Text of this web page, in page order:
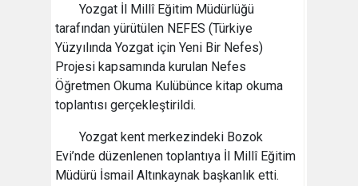
Yozgat İl Millî Eğitim Müdürlüğü
tarafından yürütülen NEFES (Türkiye
Yüzyılında Yozgat için Yeni Bir Nefes)
Projesi kapsamında kurulan Nefes
Öğretmen Okuma Kulübünce kitap okuma
toplantısı gerçekleştirildi.
Yozgat kent merkezindeki Bozok
Evi’nde düzenlenen toplantıya İl Millî Eğitim
Müdürü İsmail Altınkaynak başkanlık etti.